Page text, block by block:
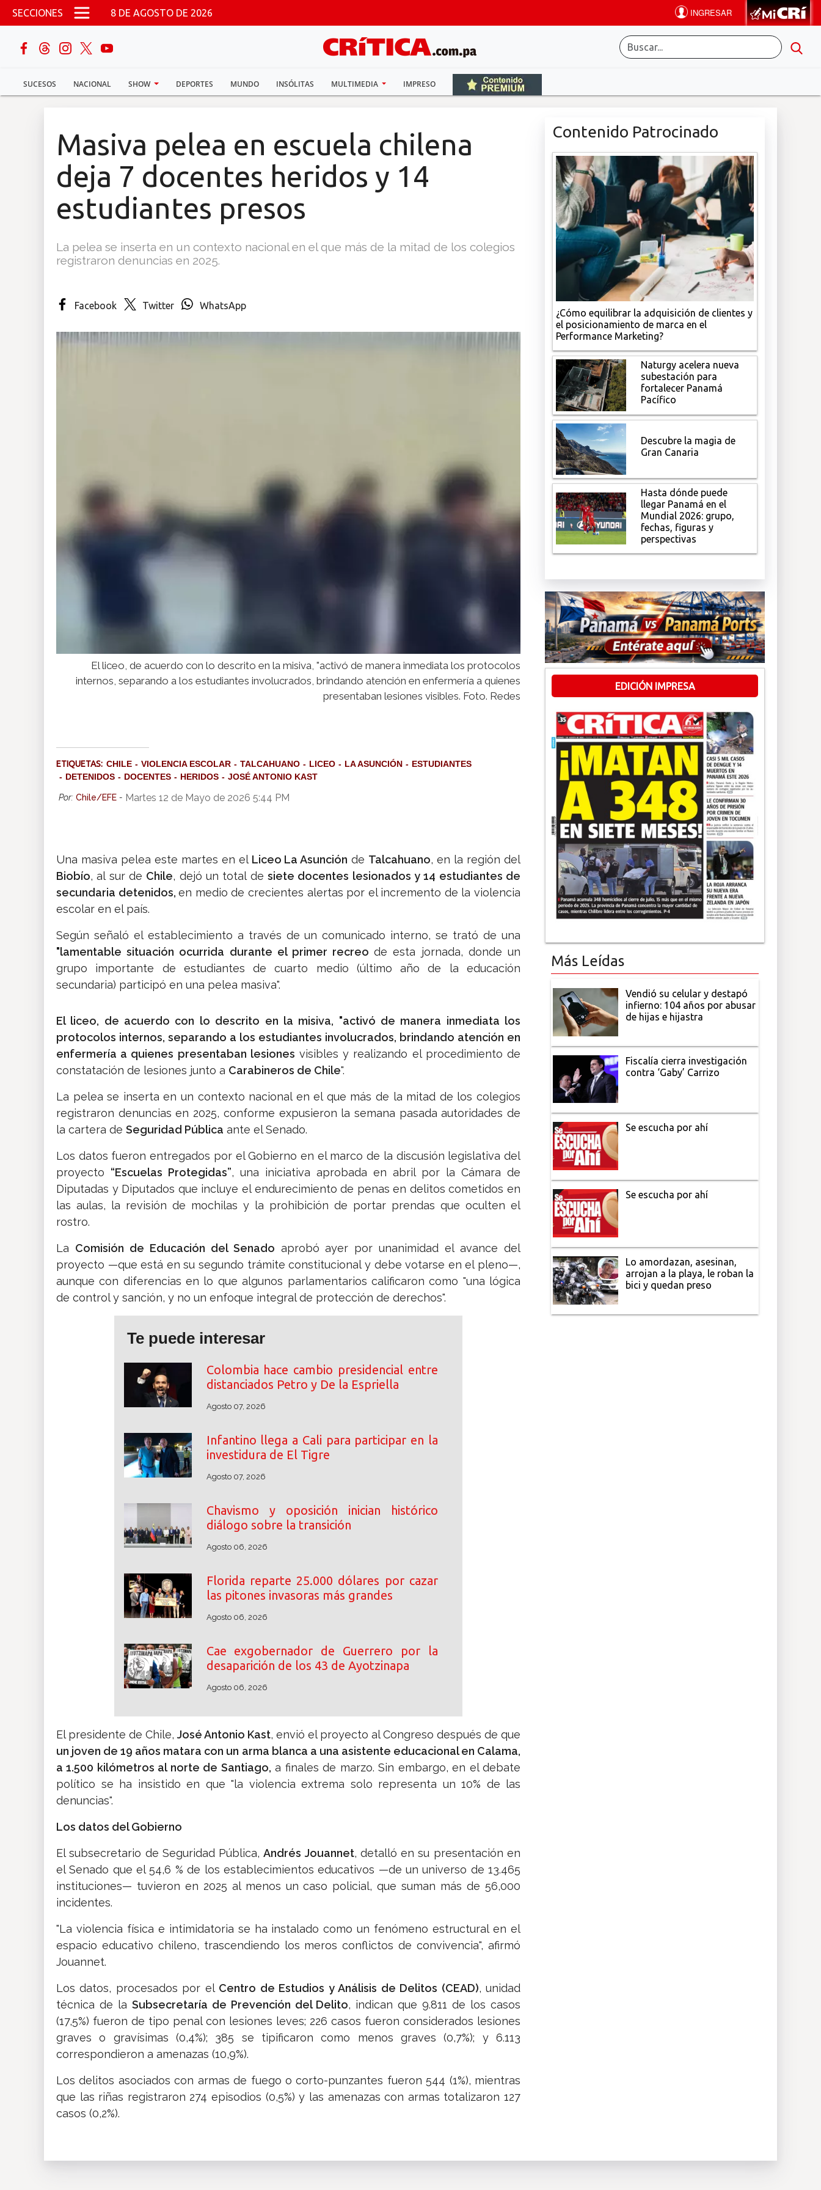
Pasar al contenido principal
SECCIONES 8 DE AGOSTO DE 2026
SUCESOS NACIONAL SHOW DEPORTES MUNDO INSÓLITAS MULTIMEDIA IMPRESO
buscar
Sucesos
Multimedia
Masiva pelea en escuela chilena
deja 7 docentes heridos y 14
estudiantes presos
La pelea se inserta en un contexto nacional en el que más de la mitad de los colegios
registraron denuncias en 2025.
Facebook Twitter WhatsApp
El liceo, de acuerdo con lo descrito en la misiva, "activó de manera inmediata los protocolos
internos, separando a los estudiantes involucrados, brindando atención en enfermería a quienes
presentaban lesiones visibles. Foto. Redes
ETIQUETAS: CHILE VIOLENCIA ESCOLAR TALCAHUANO LICEO LA ASUNCIÓN
ESTUDIANTES
DETENIDOS
DOCENTES HERIDOS JOSÉ ANTONIO KAST
Por: Chile/EFE - Martes 12 de Mayo de 2026 5:44 PM
Una masiva pelea este martes en el Liceo La Asunción de Talcahuano, en la región del
Biobío, al sur de Chile, dejó un total desiete docentes lesionados y 14 estudiantes de
secundaria detenidos,en medio de crecientes alertas por el incremento de la violencia
escolar en el país.
Según señaló el establecimiento a través de un comunicado interno, se trató de una
"lamentable situación ocurrida durante el primer recreode esta jornada, donde un
grupo importante de estudiantes de cuarto medio (último año de la educación
secundaria) participó en una pelea masiva".
El liceo, de acuerdo con lo descrito en la misiva, "activó de manera inmediata los
protocolos internos, separando a los estudiantes involucrados, brindando atención en
enfermería a quienes presentaban lesiones visibles y realizando el procedimiento de
constatación de lesiones junto a Carabineros de Chile".
La pelea se inserta en un contexto nacional en el que más de la mitad de los colegios
registraron denuncias en 2025, conforme expusieron la semana pasada autoridades de
la cartera de Seguridad Pública ante el Senado.
Los datos fueron entregados por el Gobierno en el marco de la discusión legislativa del
proyecto “Escuelas Protegidas”, una iniciativa aprobada en abril por la Cámara de
Diputadas y Diputados que incluye el endurecimiento de penas en delitos cometidos en
las aulas, la revisión de mochilas y la prohibición de portar prendas que oculten el
rostro.
La Comisión de Educación del Senado aprobó ayer por unanimidad el avance del
proyecto —que está en su segundo trámite constitucional y debe votarse en el pleno—,
aunque con diferencias en lo que algunos parlamentarios calificaron como "una lógica
de control y sanción, y no un enfoque integral de protección de derechos".
Te puede interesar
Colombia hace cambio presidencial entre
distanciados Petro y De la Espriella
Agosto 07, 2026
Infantino llega a Cali para participar en la
investidura de El Tigre
Agosto 07, 2026
Chavismo y oposición inician histórico
diálogo sobre la transición
Agosto 06, 2026
Florida reparte 25.000 dólares por cazar
las pitones invasoras más grandes
Agosto 06, 2026
Cae exgobernador de Guerrero por la
desaparición de los 43 de Ayotzinapa
Agosto 06, 2026
El presidente de Chile, José Antonio Kast, envió el proyecto al Congreso después de que
un joven de 19 años matara con un arma blanca a una asistente educacional en Calama,
a 1.500 kilómetros al norte de Santiago, a finales de marzo. Sin embargo, en el debate
político se ha insistido en que "la violencia extrema solo representa un 10% de las
denuncias".
Los datos del Gobierno
El subsecretario de Seguridad Pública,Andrés Jouannet, detalló en su presentación en
el Senado que el 54,6 % de los establecimientos educativos —de un universo de 13.465
instituciones— tuvieron en 2025 al menos un caso policial, que suman más de 56,000
incidentes.
"La violencia física e intimidatoria se ha instalado como un fenómeno estructural en el
espacio educativo chileno, trascendiendo los meros conflictos de convivencia", afirmó
Jouannet.
Los datos, procesados por el Centro de Estudios y Análisis de Delitos (CEAD), unidad
técnica de la Subsecretaría de Prevención del Delito, indican que 9.811 de los casos
(17,5%) fueron de tipo penal con lesiones leves; 226 casos fueron considerados lesiones
graves o gravísimas (0,4%); 385 se tipificaron como menos graves (0,7%); y 6.113
correspondieron a amenazas (10,9%).
Los delitos asociados con armas de fuego o corto-punzantes fueron 544 (1%), mientras
que las riñas registraron 274 episodios (0,5%) y las amenazas con armas totalizaron 127
casos (0,2%).
Contenido Patrocinado
¿Cómo equilibrar la adquisición de clientes y
el posicionamiento de marca en el
Performance Marketing?
Naturgy acelera nueva
subestación para
fortalecer Panamá
Pacífico
Descubre la magia de
Gran Canaria
Hasta dónde puede
llegar Panamá en el
Mundial 2026: grupo,
fechas, figuras y
perspectivas
EDICIÓN IMPRESA
Más Leídas
Vendió su celular y destapó
infierno: 104 años por abusar
de hijas e hijastra
Fiscalía cierra investigación
contra ‘Gaby’ Carrizo
Se escucha por ahí
Se escucha por ahí
Lo amordazan, asesinan,
arrojan a la playa, le roban la
bici y quedan preso